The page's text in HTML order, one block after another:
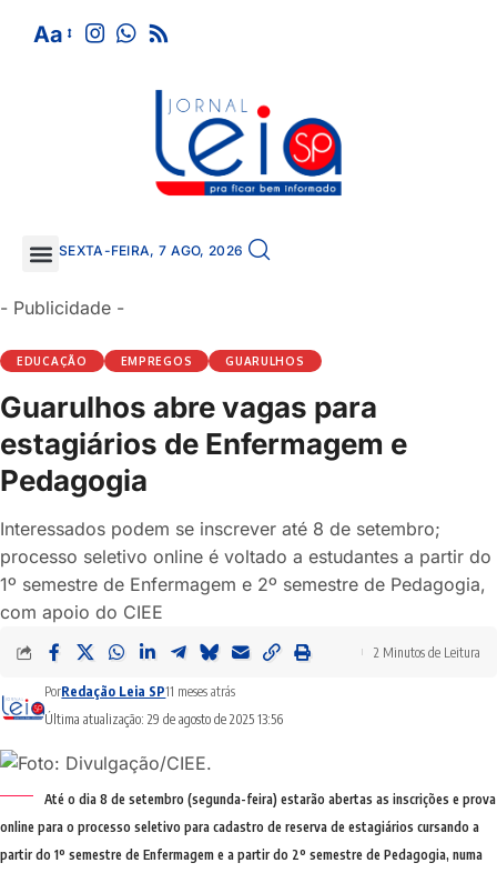
Aa
SEXTA-FEIRA, 7 AGO, 2026
- Publicidade -
EDUCAÇÃO EMPREGOS GUARULHOS
Guarulhos abre vagas para
estagiários de Enfermagem e
Pedagogia
Interessados podem se inscrever até 8 de setembro;
processo seletivo online é voltado a estudantes a partir do
1º semestre de Enfermagem e 2º semestre de Pedagogia,
com apoio do CIEE
Última atualização: 29 de agosto de 2025 13:56
PorRedação Leia SP11 meses atrás
2 Minutos de Leitura
Até o dia 8 de setembro (segunda-feira) estarão abertas as inscrições e prova
online para o processo seletivo para cadastro de reserva de estagiários cursando a
partir do 1º semestre de Enfermagem e a partir do 2º semestre de Pedagogia, numa